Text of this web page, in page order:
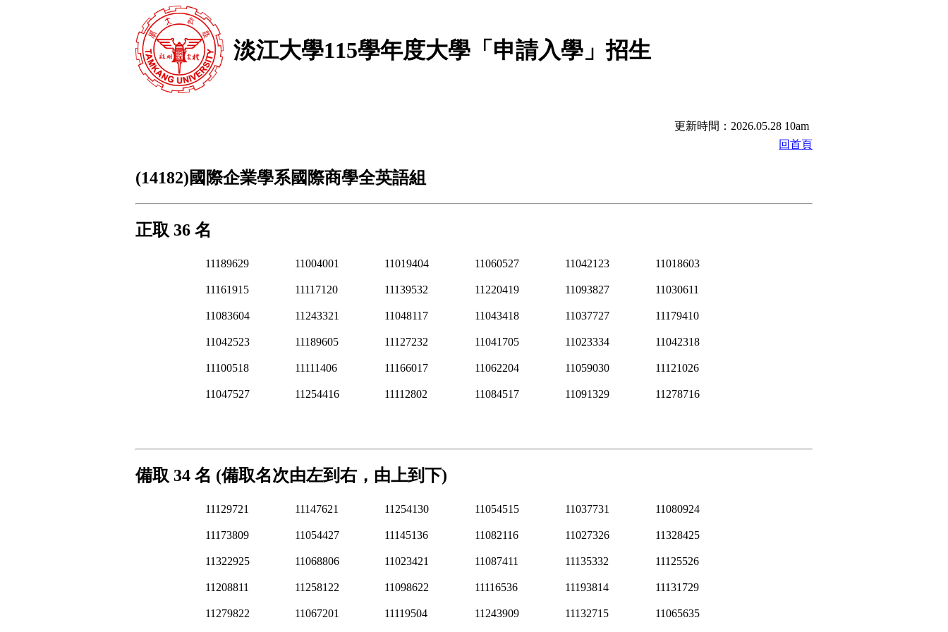
淡江大學115學年度大學「申請入學」招生
更新時間：2026.05.28 10am
回首頁
(14182)國際企業學系國際商學全英語組
正取 36 名
11189629 11004001 11019404 11060527 11042123 11018603
11161915 11117120 11139532 11220419 11093827 11030611
11083604 11243321 11048117 11043418 11037727 11179410
11042523 11189605 11127232 11041705 11023334 11042318
11100518 11111406 11166017 11062204 11059030 11121026
11047527 11254416 11112802 11084517 11091329 11278716
備取 34 名 (備取名次由左到右，由上到下)
11129721 11147621 11254130 11054515 11037731 11080924
11173809 11054427 11145136 11082116 11027326 11328425
11322925 11068806 11023421 11087411 11135332 11125526
11208811 11258122 11098622 11116536 11193814 11131729
11279822 11067201 11119504 11243909 11132715 11065635